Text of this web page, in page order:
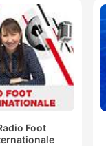
Foot